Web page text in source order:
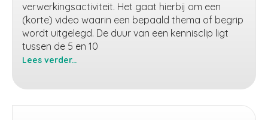
verwerkingsactiviteit. Het gaat hierbij om een
(korte) video waarin een bepaald thema of begrip
wordt uitgelegd. De duur van een kennisclip ligt
tussen de 5 en 10
Lees verder...